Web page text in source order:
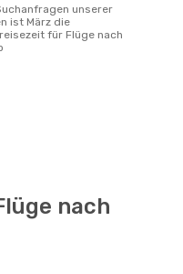
ist März die
für Flüge nach
nach